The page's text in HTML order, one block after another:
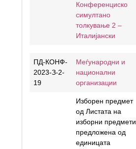
Конференциско
симултано
толкување 2 –
Италијански
ПД-КОНФ-
2023-З-2-
19
Меѓународни и
национални
организации
Изборен предмет
од Листата на
изборни предмети
предложена од
единицата